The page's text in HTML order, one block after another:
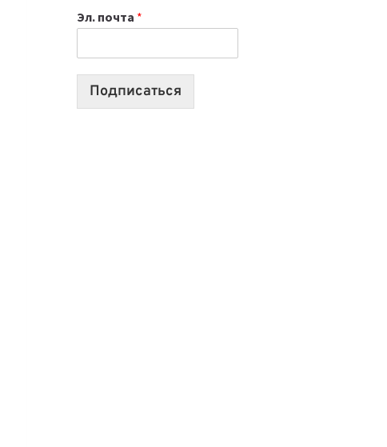
2026:
10
Эл. почта *
Подписаться